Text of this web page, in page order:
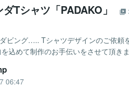
Tシャツ「PADAKO」
ビング….. Tシャツデザインのご依頼
込めて制作のお手伝いをさせて頂き
06:47